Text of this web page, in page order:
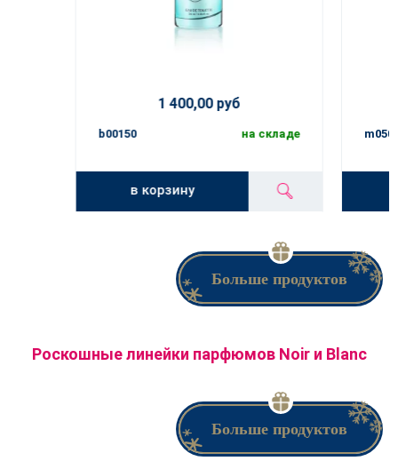
1 400,00 руб
b00150 на складе
в корзину
Больше продуктов
Роскошные линейки парфюмов Noir и Blanc
Больше продуктов